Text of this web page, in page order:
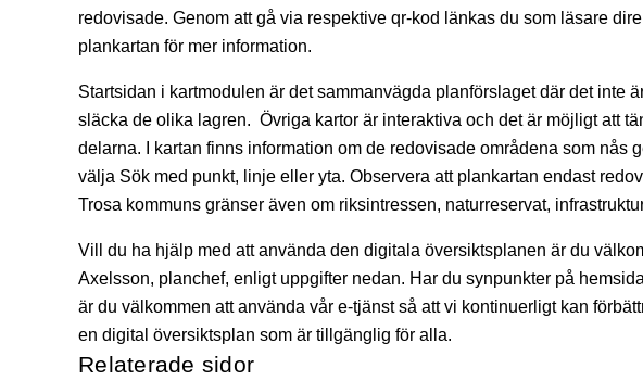
redovisade. Genom att gå via respektive qr-kod länkas du som läsare
plankartan för mer information.
Startsidan i kartmodulen är det sammanvägda planförslaget där det inte
släcka de olika lagren. Övriga kartor är interaktiva och det är möjligt att
delarna. I kartan finns information om de redovisade områdena som nås
välja Sök med punkt, linje eller yta. Observera att plankartan endast
Trosa kommuns gränser även om riksintressen, naturreservat,
Vill du ha hjälp med att använda den digitala översiktsplanen är du
Axelsson, planchef, enligt uppgifter nedan. Har du synpunkter på
är du välkommen att använda vår e-tjänst så att vi kontinuerligt kan
en digital översiktsplan som är tillgänglig för alla.
Relaterade sidor